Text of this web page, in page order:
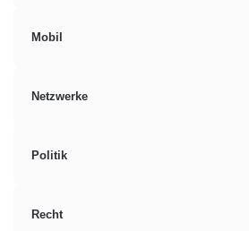
Mobil
Netzwerke
Politik
Recht